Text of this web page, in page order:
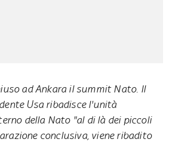
ad Ankara il summit Nato. Il
Usa ribadisce l'unità
della Nato "al di là dei piccoli
conclusiva, viene ribadito